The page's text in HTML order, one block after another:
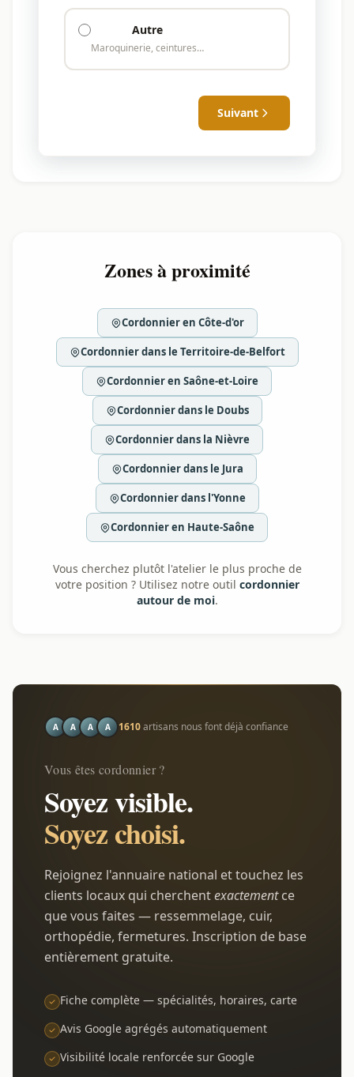
Autre
Maroquinerie, ceintures…
Suivant
Zones à proximité
Cordonnier en Côte-d'or
Cordonnier dans le Territoire-de-Belfort
Cordonnier en Saône-et-Loire
Cordonnier dans le Doubs
Cordonnier dans la Nièvre
Cordonnier dans le Jura
Cordonnier dans l'Yonne
Cordonnier en Haute-Saône
Vous cherchez plutôt l'atelier le plus proche de
votre position ? Utilisez notre outil cordonnier
autour de moi.
A A A A 1610artisans nous font déjà confiance
Vous êtes cordonnier ?
Soyez visible.
Soyez choisi.
Rejoignez l'annuaire national et touchez les
clients locaux qui cherchentexactementce
que vous faites — ressemmelage, cuir,
orthopédie, fermetures. Inscription de base
entièrement gratuite.
Fiche complète — spécialités, horaires, carte
Avis Google agrégés automatiquement
Visibilité locale renforcée sur Google